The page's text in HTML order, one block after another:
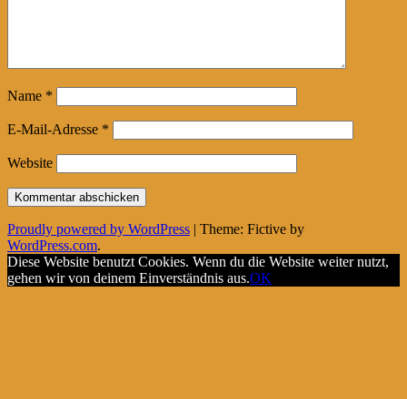
Name *
E-Mail-Adresse *
Website
Proudly powered by WordPress | Theme: Fictive by
WordPress.com.
Diese Website benutzt Cookies. Wenn du die Website weiter nutzt,
gehen wir von deinem Einverständnis aus.OK